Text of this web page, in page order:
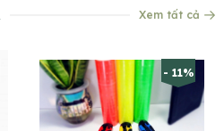
Xem tất cả
- 11%